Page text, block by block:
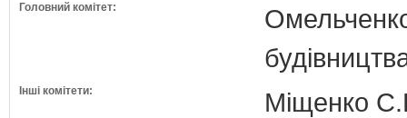
Головний комітет:
Інші комітети:
Міщенко